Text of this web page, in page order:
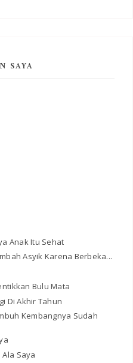
SAYA
Anak Itu Sehat
Asyik Karena Berbeka...
Bulu Mata
Di Akhir Tahun
Kembangnya Sudah
Saya